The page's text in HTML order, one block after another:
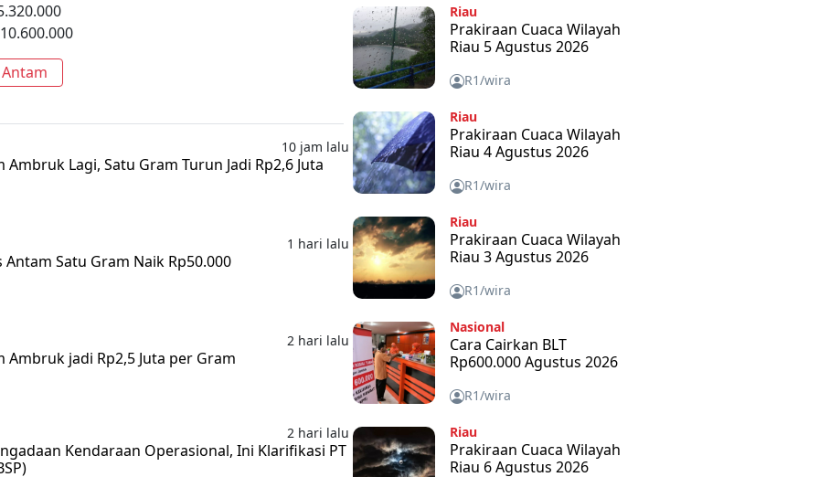
10 jam lalu
Lagi, Satu Gram Turun Jadi Rp2,6 Juta
1 hari lalu
Satu Gram Naik Rp50.000
2 hari lalu
Ambruk jadi Rp2,5 Juta per Gram
2 hari lalu
Kendaraan Operasional, Ini Klarifikasi PT
Riau
Prakiraan Cuaca Wilayah
Riau 5 Agustus 2026
R1/wira
Riau
Prakiraan Cuaca Wilayah
Riau 4 Agustus 2026
R1/wira
Riau
Prakiraan Cuaca Wilayah
Riau 3 Agustus 2026
R1/wira
Nasional
Cara Cairkan BLT
Rp600.000 Agustus 2026
R1/wira
Riau
Prakiraan Cuaca Wilayah
Riau 6 Agustus 2026